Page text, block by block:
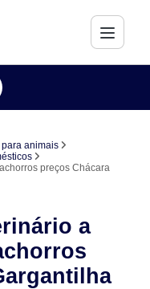
animais
preços Chácara
a